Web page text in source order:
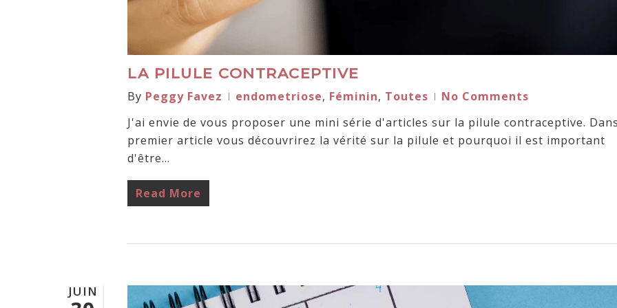
LA PILULE CONTRACEPTIVE
By Peggy Favez endometriose, Féminin, Toutes
No Comments
J'ai envie de vous proposer une mini série d'articles sur la pilule contraceptive.
premier article vous découvrirez la vérité sur la pilule et pourquoi il est important
d'être…
Read More
JUIN